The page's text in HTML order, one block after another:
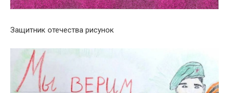
Защитник отечества рисунок